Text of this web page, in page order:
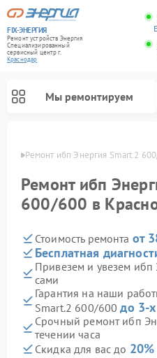
FIX-ЭНЕРГИЯ
Ремонт устройств Энергия
Специализированный
cервисный центр г.
Краснодар
Мы ремонтируем
Ремонт ибп Энергия Smart.2
Ремонт ибп
600/600 в
Стоимость ремонта от
Бесплатная
Привезем и увезем
сами
Гарантия на наши
Smart.2 600/600до 3-
Срочный ремонт ибп
течении часа
Скидка для вас до 20%